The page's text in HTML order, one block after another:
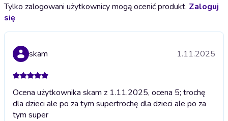
Tylko zalogowani użytkownicy mogą ocenić produkt. Zaloguj
się
skam 1.11.2025
Ocena użytkownika skam z 1.11.2025, ocena 5; trochę
dla dzieci ale po za tym supertrochę dla dzieci ale po za
tym super